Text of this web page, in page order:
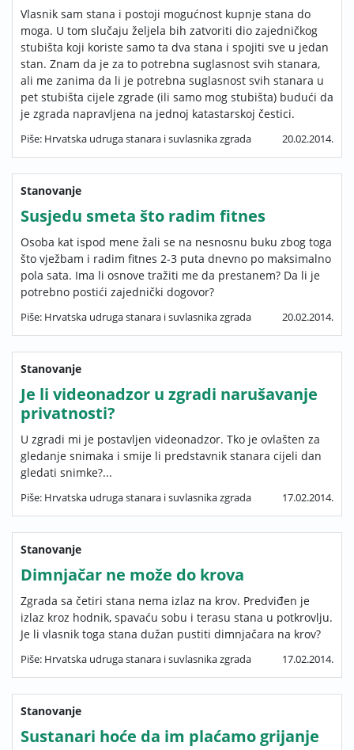
Vlasnik sam stana i postoji mogućnost kupnje stana do
moga. U tom slučaju željela bih zatvoriti dio zajedničkog
stubišta koji koriste samo ta dva stana i spojiti sve u jedan
stan. Znam da je za to potrebna suglasnost svih stanara,
ali me zanima da li je potrebna suglasnost svih stanara u
pet stubišta cijele zgrade (ili samo mog stubišta) budući da
je zgrada napravljena na jednoj katastarskoj čestici.
Piše: Hrvatska udruga stanara i suvlasnika zgrada 20.02.2014.
Stanovanje
Susjedu smeta što radim fitnes
Osoba kat ispod mene žali se na nesnosnu buku zbog toga
što vježbam i radim fitnes 2-3 puta dnevno po maksimalno
pola sata. Ima li osnove tražiti me da prestanem? Da li je
potrebno postići zajednički dogovor?
Piše: Hrvatska udruga stanara i suvlasnika zgrada 20.02.2014.
Stanovanje
Je li videonadzor u zgradi narušavanje
privatnosti?
U zgradi mi je postavljen videonadzor. Tko je ovlašten za
gledanje snimaka i smije li predstavnik stanara cijeli dan
gledati snimke?...
Piše: Hrvatska udruga stanara i suvlasnika zgrada 17.02.2014.
Stanovanje
Dimnjačar ne može do krova
Zgrada sa četiri stana nema izlaz na krov. Predviđen je
izlaz kroz hodnik, spavaću sobu i terasu stana u potkrovlju.
Je li vlasnik toga stana dužan pustiti dimnjačara na krov?
Piše: Hrvatska udruga stanara i suvlasnika zgrada 17.02.2014.
Stanovanje
Sustanari hoće da im plaćamo grijanje